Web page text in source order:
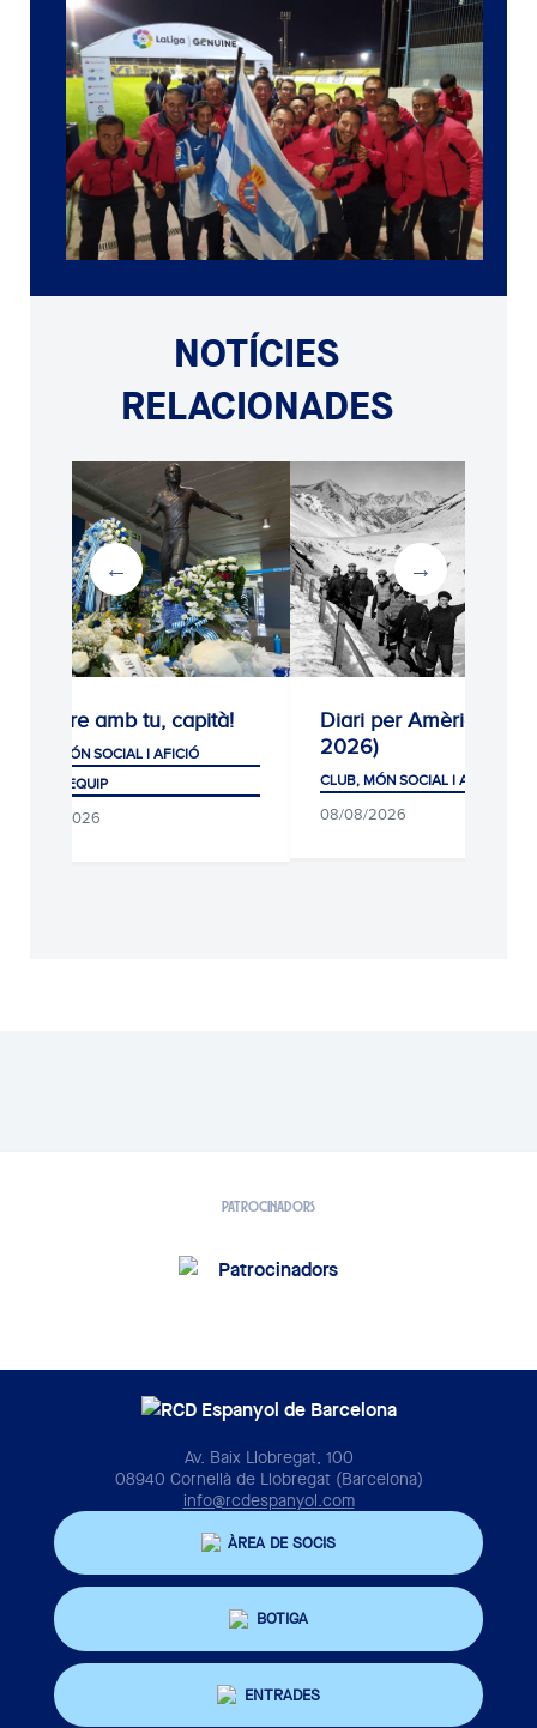
NOTÍCIES
RELACIONADES
Sempre amb tu, capità!
CLUB, MÓN SOCIAL I AFICIÓ
PRIMER EQUIP
08/08/2026
Diari per Amèrica
2026)
CLUB, MÓN SOCIAL I AFICIÓ
08/08/2026
PATROCINADORS
Av. Baix Llobregat, 100
08940 Cornellà de Llobregat (Barcelona)
info@rcdespanyol.com
ÀREA DE SOCIS
BOTIGA
ENTRADES